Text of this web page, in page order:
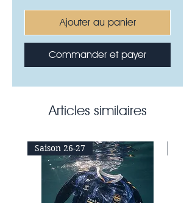
Ajouter au panier
Commander et payer
Articles similaires
Saison 26-27